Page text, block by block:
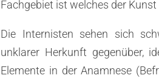
Fachgebiet ist welches der
Die Internisten sehen sich
unklarer Herkunft gegenüber,
Elemente in der Anamnese